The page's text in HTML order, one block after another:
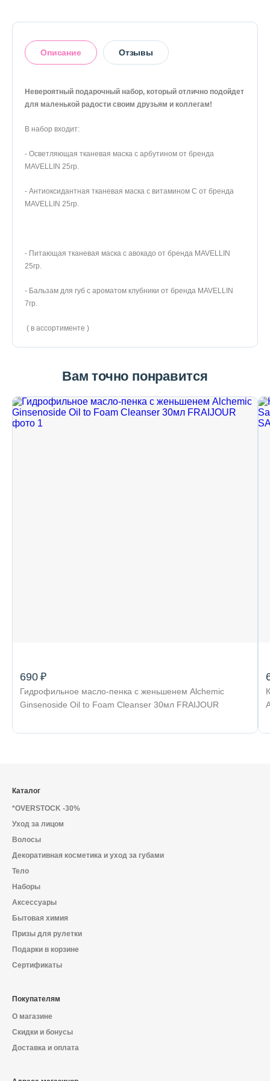
Описание Отзывы
Невероятный подарочный набор, который отлично подойдет
для маленькой радости своим друзьям и коллегам!
В набор входит:
- Осветляющая тканевая маска с арбутином от бренда
MAVELLIN 25гр.
- Антиоксидантная тканевая маска с витамином С от бренда
MAVELLIN 25гр.
- Питающая тканевая маска с авокадо от бренда MAVELLIN
25гр.
- Бальзам для губ с ароматом клубники от бренда MAVELLIN
7гр.
( в ассортименте )
Вам точно понравится
690 ₽
Гидрофильное масло-пенка с женьшенем Alchemic
Ginsenoside Oil to Foam Cleanser 30мл FRAIJOUR
Каталог
*OVERSTOCK -30%
Уход за лицом
Волосы
Декоративная косметика и уход за губами
Тело
Наборы
Аксессуары
Бытовая химия
Призы для рулетки
Подарки в корзине
Сертификаты
Покупателям
О магазине
Скидки и бонусы
Доставка и оплата